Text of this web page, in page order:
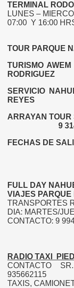
TERMINAL
LUNES –
07:00 Y 16:00
TOUR PARQUE
SERVICIO
REYES 9
ARRAYAN
9 3144
FECHAS DE
FULL DAY
VIAJES
TRANSPORTES
DIA: MARTES/
CONTACTO: 9
RADIO TAXI
CONTACTO
935662115
TAXIS,
SUSTENTABLE